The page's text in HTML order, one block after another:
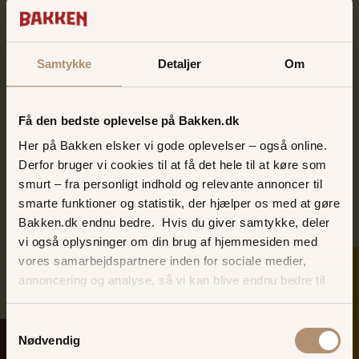
Samtykke Detaljer Om
Få den bedste oplevelse på Bakken.dk
Her på Bakken elsker vi gode oplevelser – også online.
Derfor bruger vi cookies til at få det hele til at køre som
smurt – fra personligt indhold og relevante annoncer til
smarte funktioner og statistik, der hjælper os med at gøre
Bakken.dk endnu bedre. Hvis du giver samtykke, deler
vi også oplysninger om din brug af hjemmesiden med
vores samarbejdspartnere inden for sociale medier,
annoncering og analyse, så vi kan blive endnu bedre til
Nødvendig
SKER I DAG
Reservation
Ønsker du at arrangere et arrangement for
kontakte Hulen i dag på:
Telefonnummer: +45 2985 9793
Email: almasterrasse@gmail.com